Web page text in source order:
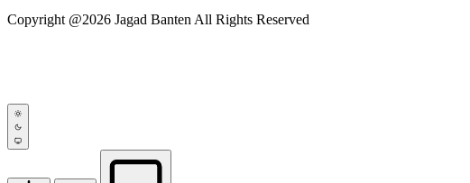
Copyright @2026 Jagad Banten All Rights Reserved